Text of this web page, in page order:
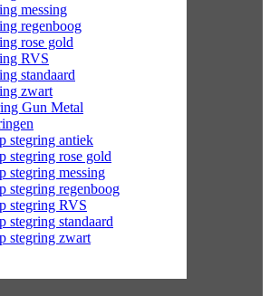
messing
regenboog
rose gold
RVS
standaard
zwart
Gun Metal
stegring antiek
stegring rose gold
stegring messing
stegring regenboog
stegring RVS
stegring standaard
stegring zwart